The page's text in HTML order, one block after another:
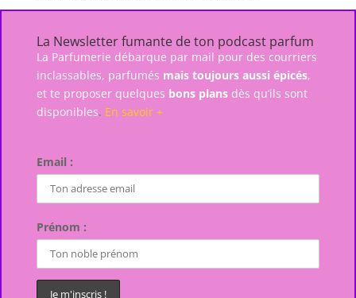
La Newsletter fumante de ton podcast parfum
La Parfumerie débarque par mail pour des courriers
inclassables, parfumés mais toujours aussi épicés,
et te proposer quelques bons plans dès qu’ils sont
disponibles. En savoir +
Email :
Prénom :